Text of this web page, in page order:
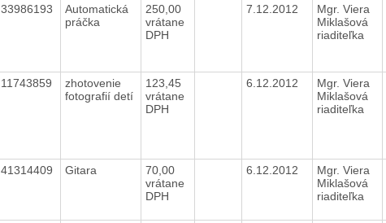
33986193
Automatická
práčka
250,00
vrátane
DPH
7.12.2012
Mgr. Viera
Miklašová
riaditeľka
11743859
zhotovenie
fotografií detí
123,45
vrátane
DPH
6.12.2012
Mgr. Viera
Miklašová
riaditeľka
41314409 Gitara
70,00
vrátane
DPH
6.12.2012
Mgr. Viera
Miklašová
riaditeľka